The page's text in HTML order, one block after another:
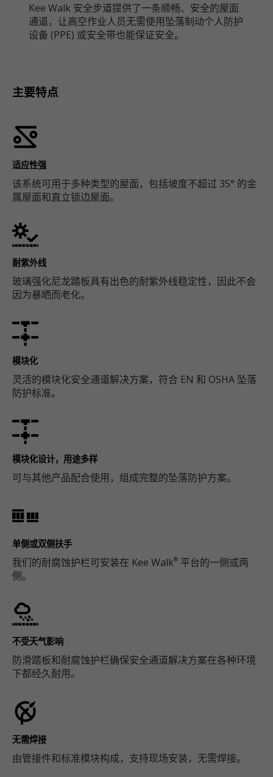
Kee Walk 安全步道提供了一条顺畅、安全的屋面
通道，让高空作业人员无需使用坠落制动个人防护
设备 (PPE) 或安全带也能保证安全。
主要特点
适应性强
该系统可用于多种类型的屋面，包括坡度不超过 35° 的金
属屋面和直立锁边屋面。
耐紫外线
玻璃强化尼龙踏板具有出色的耐紫外线稳定性，因此不会
因为暴晒而老化。
模块化
灵活的模块化安全通道解决方案，符合 EN 和 OSHA 坠落
防护标准。
模块化设计，用途多样
可与其他产品配合使用，组成完整的坠落防护方案。
单侧或双侧扶手
我们的耐腐蚀护栏可安装在 Kee Walk® 平台的一侧或两
侧。
不受天气影响
防滑踏板和耐腐蚀护栏确保安全通道解决方案在各种环境
下都经久耐用。
无需焊接
由管接件和标准模块构成，支持现场安装，无需焊接。